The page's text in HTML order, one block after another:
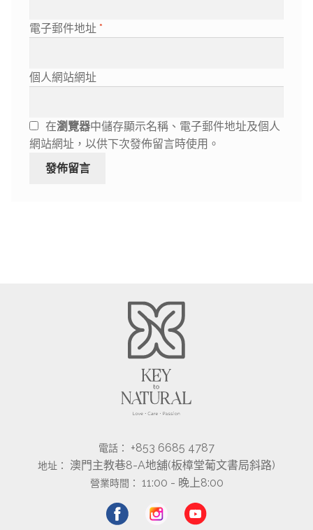
電子郵件地址 *
個人網站網址
在瀏覽器中儲存顯示名稱、電子郵件地址及個人
網站網址，以供下次發佈留言時使用。
電話： +853 6685 4787
地址： 澳門主教巷8-A地舖(板樟堂葡文書局斜路)
營業時間： 11:00 - 晚上8:00